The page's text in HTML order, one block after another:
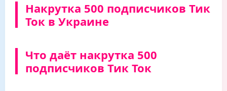
Накрутка 500 подписчиков Тик
Ток в Украине
Что даёт накрутка 500
подписчиков Тик Ток